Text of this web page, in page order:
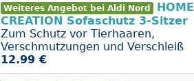
Weiteres Angebot bei Aldi Nord
HOME
CREATION Sofaschutz 3-Sitzer
Zum Schutz vor Tierhaaren,
Verschmutzungen und Verschleiß
12.99 €